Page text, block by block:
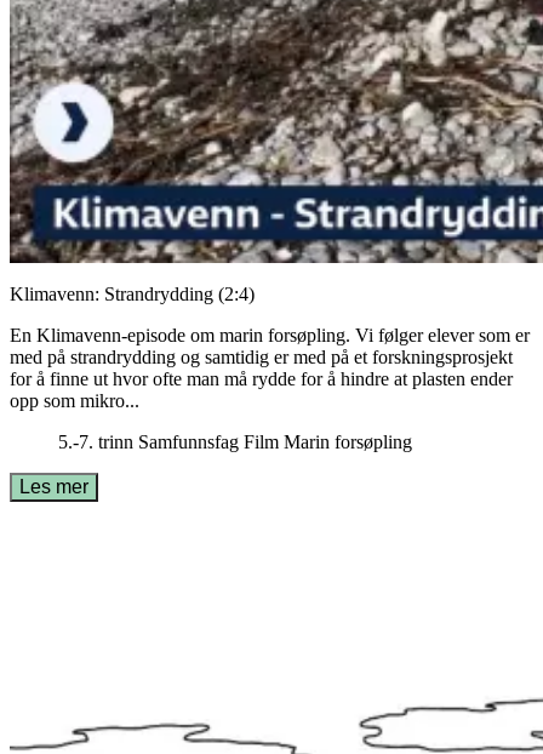
Klimavenn: Strandrydding (2:4)
En Klimavenn-episode om marin forsøpling. Vi følger elever som er
med på strandrydding og samtidig er med på et forskningsprosjekt
for å finne ut hvor ofte man må rydde for å hindre at plasten ender
opp som mikro...
5.-7. trinn Samfunnsfag Film Marin forsøpling
Les mer